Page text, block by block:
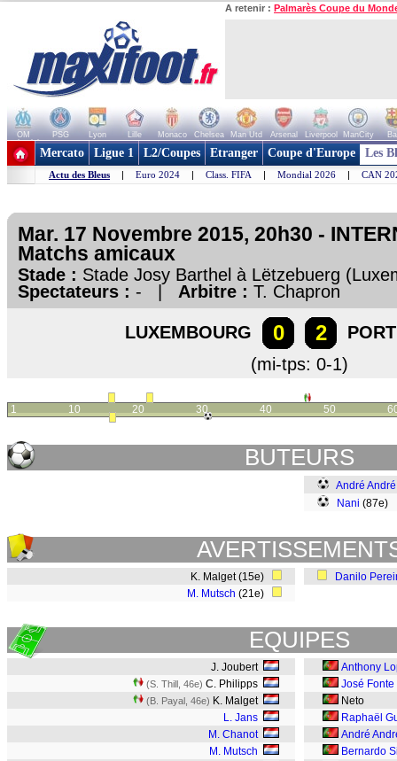
A retenir : Palmarès Coupe du
OM PSG Lyon Lille Monaco Chelsea Man Utd Arsenal Liverpool ManCity
+ de clubs
Mercato Ligue 1 L2/Coupes Etranger Coupe d'Europe Les
Actu des Bleus | Euro 2024 | Class. FIFA | Mondial 2026 | CAN
Mar. 17 Novembre 2015, 20h30 -
Matchs amicaux
Stade : Stade Josy Barthel à Lëtzebuerg
Spectateurs : - | Arbitre : T. Chapron
LUXEMBOURG 0 2
(mi-tps: 0-1)
1 10 20 30 40 50
BUTEURS
André André
Nani (87e)
K. Malget (15e)
M. Mutsch (21e)
Danilo
EQUIPES
J. Joubert
(S. Thill, 46e) C. Philipps
(B. Payal, 46e) K. Malget
L. Jans
M. Chanot
M. Mutsch
Anthony
José Fonte
Neto
Raphaël
André
Bernardo